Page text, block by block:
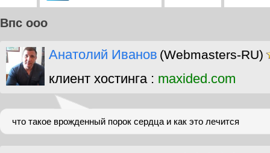
Впс ооо
Анатолий Иванов (Webmasters-RU)
клиент хостинга : maxided.com
что такое врожденный порок сердца и как это лечится